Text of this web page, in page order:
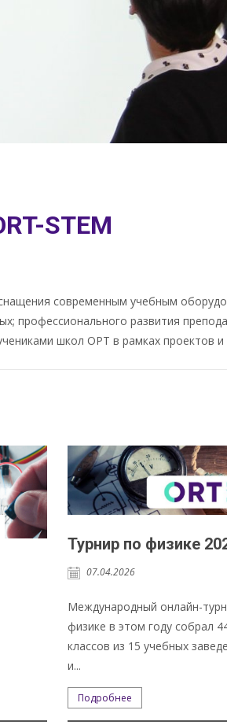
STEM
современным учебным
профессионального развития
школ ОРТ в рамках проектов и
Турнир по физике
07.04.2026
Международный онлайн-
физике в этом году собрал
классов из 15 учебных
и...
Подробнее